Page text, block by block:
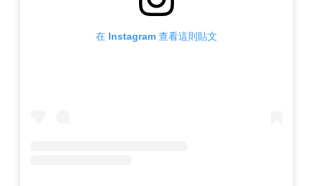
在 Instagram 查看這則貼文